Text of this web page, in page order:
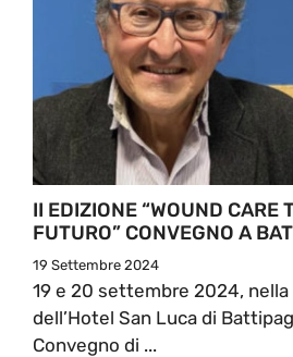
II EDIZIONE “WOUND CARE
FUTURO” CONVEGNO A
19 Settembre 2024
19 e 20 settembre 2024, nella
dell’Hotel San Luca di
Convegno di ...